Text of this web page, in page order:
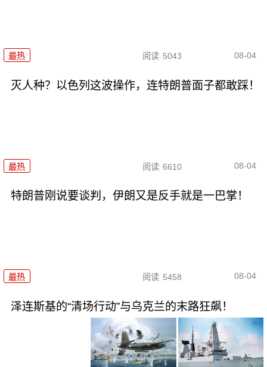
最热 阅读 5043 08-04
灭人种？以色列这波操作，连特朗普面子都敢踩！
最热 阅读 6610 08-04
特朗普刚说要谈判，伊朗又是反手就是一巴掌！
最热 阅读 5458 08-04
泽连斯基的“清场行动”与乌克兰的末路狂飙！